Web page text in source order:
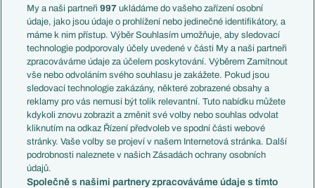
Témata
Představení týmů MS
EuroSkauting
PL v kostce
Evropské koeficienty
Přestupy
Přestupové spekulace
Zranění
Kluby
Arsenal FC
Chelsea FC
Manchester United
Francie
Itálie
Německo
Španělsko
Argentina
Brazílie
Přestupy
Zápasy
Livescore
Tipovací soutěž
My a naši partneři997 ukládáme do vašeho zařízení osobní
údaje, jako jsou údaje o prohlížení nebo jedinečné identifikátory, a
máme k nim přístup. Výběr Souhlasím umožňuje, aby sledovací
technologie podporovaly účely uvedené v části My a naši partneři
zpracováváme údaje za účelem poskytování. Výběrem Zamítnout
vše nebo odvoláním svého souhlasu je zakážete. Pokud jsou
sledovací technologie zakázány, některé zobrazené obsahy a
reklamy pro vás nemusí být tolik relevantní. Tuto nabídku můžete
kdykoli znovu zobrazit a změnit své volby nebo souhlas odvolat
kliknutím na odkaz Řízení předvoleb ve spodní části webové
stránky. Vaše volby se projeví v našem Internetová stránka. Další
podrobnosti naleznete v našich Zásadách ochrany osobních
údajů.
Společně s našimi partnery zpracováváme údaje s tímto